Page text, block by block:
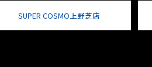
SUPER COSMO上野芝店